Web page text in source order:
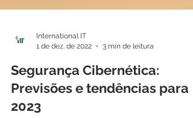
1 de dez. de 2022
3 min de leitura
Segurança Cibernética:
Previsões e tendências para